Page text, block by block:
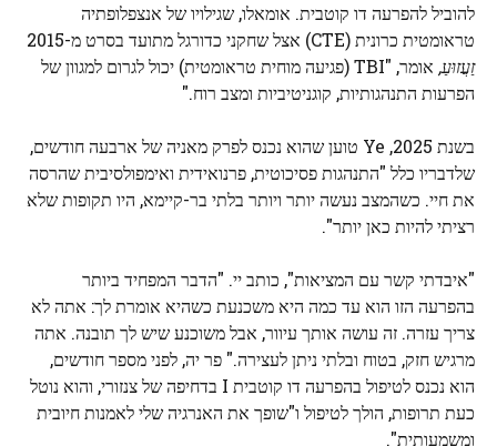
להוביל להפרעה דו קוטבית. אומאלו, שגילויו של אנצפלופתיה
טראומטית כרונית (CTE) אצל שחקני כדורגל מתועד בסרט מ-2015
זַעֲזוּעַ,
אומר, "TBI (פגיעה מוחית טראומטית) יכול לגרום למגוון של
הפרעות התנהגותיות, קוגניטיביות ומצב רוח."
בשנת 2025, Ye טוען שהוא נכנס לפרק מאניה של ארבעה חודשים,
שלדבריו כלל "התנהגות פסיכוטית, פרנואידית ואימפולסיבית שהרסה
את חיי. כשהמצב נעשה יותר ויותר בלתי בר-קיימא, היו תקופות שלא
רציתי להיות כאן יותר".
"איבדתי קשר עם המציאות", כותב יי. "הדבר המפחיד ביותר
בהפרעה הזו הוא עד כמה היא משכנעת כשהיא אומרת לך: אתה לא
צריך עזרה. זה עושה אותך עיוור, אבל משוכנע שיש לך תובנה. אתה
מרגיש חזק, בטוח ובלתי ניתן לעצירה." פר יה, לפני מספר חודשים,
הוא נכנס לטיפול בהפרעה דו קוטבית I בדחיפה של צנזורי, והוא נוטל
כעת תרופות, הולך לטיפול ו"שופך את האנרגיה שלי לאמנות חיובית
ומשמעותית".